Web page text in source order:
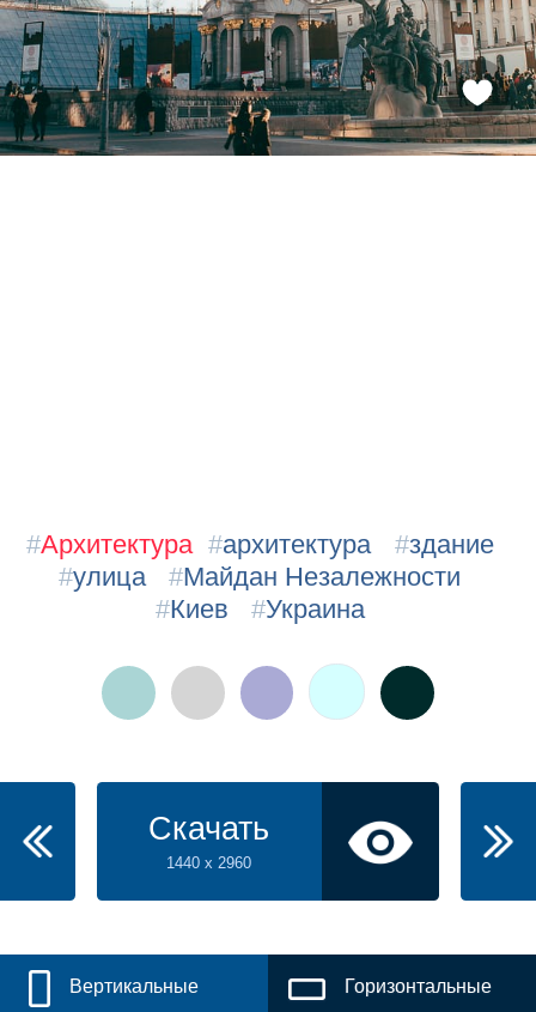
#Архитектура #архитектура #здание
#улица #Майдан Незалежности
#Киев #Украина
Скачать
1440 x 2960
Вертикальные Горизонтальные